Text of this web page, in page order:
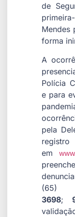
de
Mendes
forma
A
Polícia
e para
pela
em
3698;